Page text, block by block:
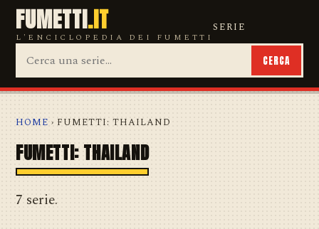
FUMETTI.IT
L'ENCICLOPEDIA DEI FUMETTI
SERIE
CERCA
HOME › FUMETTI: THAILAND
FUMETTI: THAILAND
7 serie.